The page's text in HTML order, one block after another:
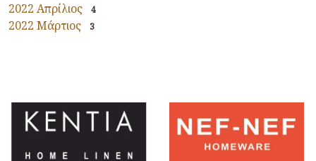
2022 Απρίλιος 4
2022 Μάρτιος 3